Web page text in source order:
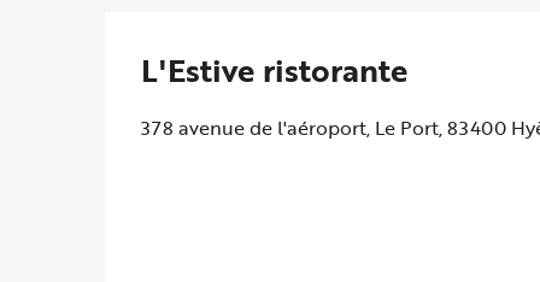
L'Estive ristorante
378 avenue de l'aéroport, Le Port, 83400